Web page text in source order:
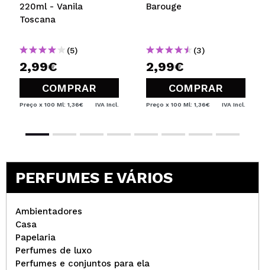
220ml - Vanila
Toscana
(5)
2,99€
COMPRAR
Preço x 100 Ml: 1,36€ IVA Incl.
Barouge
(3)
2,99€
COMPRAR
Preço x 100 Ml: 1,36€ IVA Incl.
PERFUMES E VÁRIOS
Ambientadores
Casa
Papelaria
Perfumes de luxo
Perfumes e conjuntos para ela